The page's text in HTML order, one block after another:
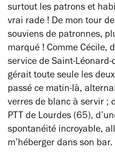
surtout les patrons et
vrai rade ! De mon tour
souviens de patronnes,
marqué ! Comme Cécile,
service de Saint-
gérait toute seule les
passé ce matin-là,
verres de blanc à servir ;
PTT de Lourdes (65),
spontanéité incroyable,
m’héberger dans son bar.